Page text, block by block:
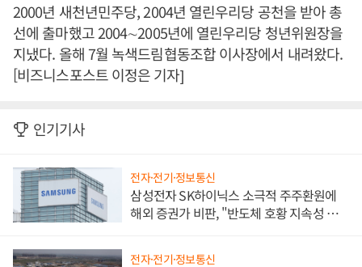
2000년 새천년민주당, 2004년 열린우리당 공천을 받아 총
선에 출마했고 2004∼2005년에 열린우리당 청년위원장을
지냈다. 올해 7월 녹색드림협동조합 이사장에서 내려왔다.
[비즈니스포스트 이정은 기자]
인기기사
전자·전기·정보통신
삼성전자 SK하이닉스 소극적 주주환원에
해외 증권가 비판, "반도체 호황 지속성 의
전자·전기·정보통신